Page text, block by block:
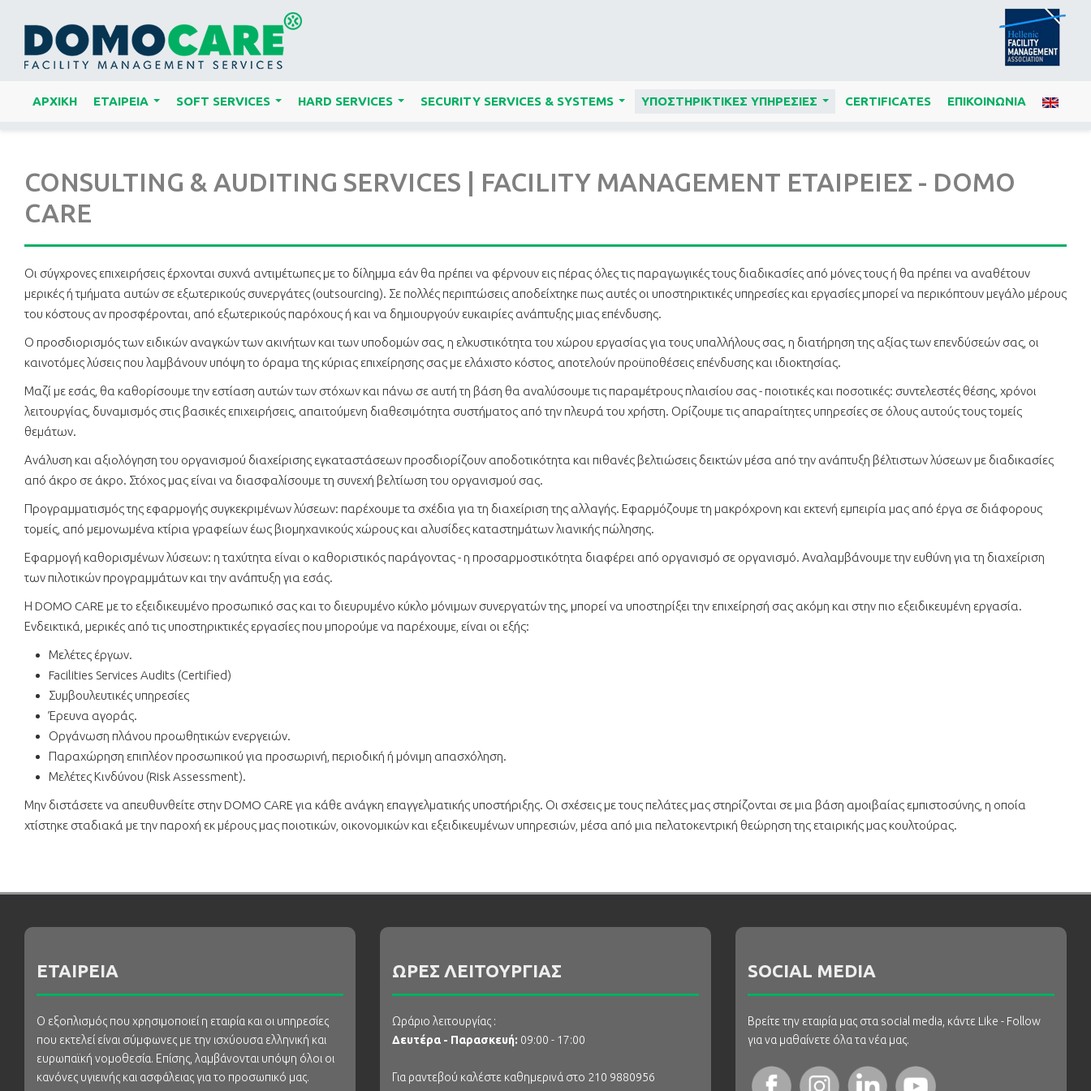
CONSULTING & AUDITING SERVICES | FACILITY MANAGEMENT ΕΤΑΙΡΕΙΕΣ - DOMO
CARE
Οι σύγχρονες επιχειρήσεις έρχονται συχνά αντιμέτωπες με το δίλημμα εάν θα πρέπει να φέρνουν εις πέρας όλες τις παραγωγικές τους διαδικασίες από μόνες τους ή θα πρέπει να αναθέτουν
μερικές ή τμήματα αυτών σε εξωτερικούς συνεργάτες (outsourcing). Σε πολλές περιπτώσεις αποδείχτηκε πως αυτές οι υποστηρικτικές υπηρεσίες και εργασίες μπορεί να περικόπτουν μεγάλο μέρους
του κόστους αν προσφέρονται, από εξωτερικούς παρόχους ή και να δημιουργούν ευκαιρίες ανάπτυξης μιας επένδυσης.
Ο προσδιορισμός των ειδικών αναγκών των ακινήτων και των υποδομών σας, η ελκυστικότητα του χώρου εργασίας για τους υπαλλήλους σας, η διατήρηση της αξίας των επενδύσεών σας, οι
καινοτόμες λύσεις που λαμβάνουν υπόψη το όραμα της κύριας επιχείρησης σας με ελάχιστο κόστος, αποτελούν προϋποθέσεις επένδυσης και ιδιοκτησίας.
Μαζί με εσάς, θα καθορίσουμε την εστίαση αυτών των στόχων και πάνω σε αυτή τη βάση θα αναλύσουμε τις παραμέτρους πλαισίου σας - ποιοτικές και ποσοτικές: συντελεστές θέσης, χρόνοι
λειτουργίας, δυναμισμός στις βασικές επιχειρήσεις, απαιτούμενη διαθεσιμότητα συστήματος από την πλευρά του χρήστη. Ορίζουμε τις απαραίτητες υπηρεσίες σε όλους αυτούς τους τομείς
θεμάτων.
Ανάλυση και αξιολόγηση του οργανισμού διαχείρισης εγκαταστάσεων προσδιορίζουν αποδοτικότητα και πιθανές βελτιώσεις δεικτών μέσα από την ανάπτυξη βέλτιστων λύσεων με διαδικασίες
από άκρο σε άκρο. Στόχος μας είναι να διασφαλίσουμε τη συνεχή βελτίωση του οργανισμού σας.
Προγραμματισμός της εφαρμογής συγκεκριμένων λύσεων: παρέχουμε τα σχέδια για τη διαχείριση της αλλαγής. Εφαρμόζουμε τη μακρόχρονη και εκτενή εμπειρία μας από έργα σε διάφορους
τομείς, από μεμονωμένα κτίρια γραφείων έως βιομηχανικούς χώρους και αλυσίδες καταστημάτων λιανικής πώλησης.
Εφαρμογή καθορισμένων λύσεων: η ταχύτητα είναι ο καθοριστικός παράγοντας - η προσαρμοστικότητα διαφέρει από οργανισμό σε οργανισμό. Αναλαμβάνουμε την ευθύνη για τη διαχείριση
των πιλοτικών προγραμμάτων και την ανάπτυξη για εσάς.
Η DOMO CARE με το εξειδικευμένο προσωπικό σας και το διευρυμένο κύκλο μόνιμων συνεργατών της, μπορεί να υποστηρίξει την επιχείρησή σας ακόμη και στην πιο εξειδικευμένη εργασία.
Ενδεικτικά, μερικές από τις υποστηρικτικές εργασίες που μπορούμε να παρέχουμε, είναι οι εξής:
Μελέτες έργων.
Facilities Services Audits (Certified)
Συμβουλευτικές υπηρεσίες
Έρευνα αγοράς.
Οργάνωση πλάνου προωθητικών ενεργειών.
Παραχώρηση επιπλέον προσωπικού για προσωρινή, περιοδική ή μόνιμη απασχόληση.
Μελέτες Κινδύνου (Risk Assessment).
Μην διστάσετε να απευθυνθείτε στην DOMO CARE για κάθε ανάγκη επαγγελματικής υποστήριξης. Οι σχέσεις με τους πελάτες μας στηρίζονται σε μια βάση αμοιβαίας εμπιστοσύνης, η οποία
χτίστηκε σταδιακά με την παροχή εκ μέρους μας ποιοτικών, οικονομικών και εξειδικευμένων υπηρεσιών, μέσα από μια πελατοκεντρική θεώρηση της εταιρικής μας κουλτούρας.
ΑΡΧΙΚΗ ΕΤΑΙΡΕΙΑ SOFT SERVICES HARD SERVICES SECURITY SERVICES & SYSTEMS ΥΠΟΣΤΗΡΙΚΤΙΚΕΣ ΥΠΗΡΕΣΙΕΣ CERTIFICATES ΕΠΙΚΟΙΝΩΝΙΑ
ΕΤΑΙΡΕΙΑ
Ο εξοπλισμός που χρησιμοποιεί η εταιρία και οι υπηρεσίες
που εκτελεί είναι σύμφωνες με την ισχύουσα ελληνική και
ευρωπαϊκή νομοθεσία. Επίσης, λαμβάνονται υπόψη όλοι οι
κανόνες υγιεινής και ασφάλειας για το προσωπικό μας.
ΩΡΕΣ ΛΕΙΤΟΥΡΓΙΑΣ
Ωράριο λειτουργίας :
Δευτέρα - Παρασκευή: 09:00 - 17:00
Για ραντεβού καλέστε καθημερινά στο 210 9880956
SOCIAL MEDIA
Βρείτε την εταιρία μας στα social media, κάντε Like - Follow
για να μαθαίνετε όλα τα νέα μας.